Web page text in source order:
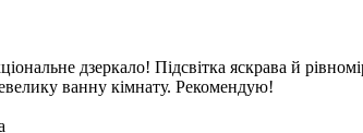
дзеркало! Підсвітка яскрава й
ванну кімнату. Рекомендую!